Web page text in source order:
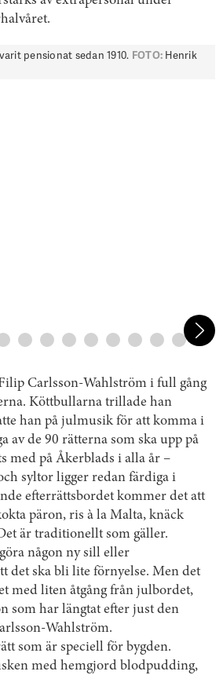
pensionat sedan 1910. FOTO: Henrik
Carlsson-Wahlström i full gång
Köttbullarna trillade han
han på julmusik för att komma i
av de 90 rätterna som ska upp på
med på Åkerblads i alla år –
syltor ligger redan färdiga i
­efterrättsbordet kommer det att
päron, ris à la Malta, knäck
är traditionellt som gäller.
någon ny sill eller
det ska bli lite förnyelse. Men det
med liten åtgång från julbordet,
som har längtat efter just den
Wahlström.
som är speciell för bygden.
med hemgjord blodpudding,